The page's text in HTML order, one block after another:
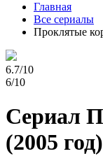
Главная
Все сериалы
Проклятые
6.7/10
6/10
Сериал
(2005 год)